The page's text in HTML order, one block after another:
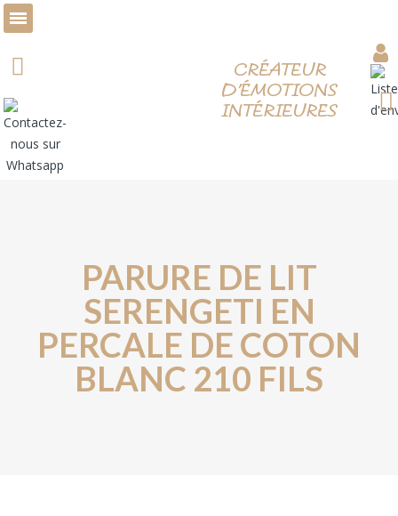
CRÉATEUR
D'ÉMOTIONS
INTÉRIEURES
PARURE DE LIT
SERENGETI EN
PERCALE DE COTON
BLANC 210 FILS